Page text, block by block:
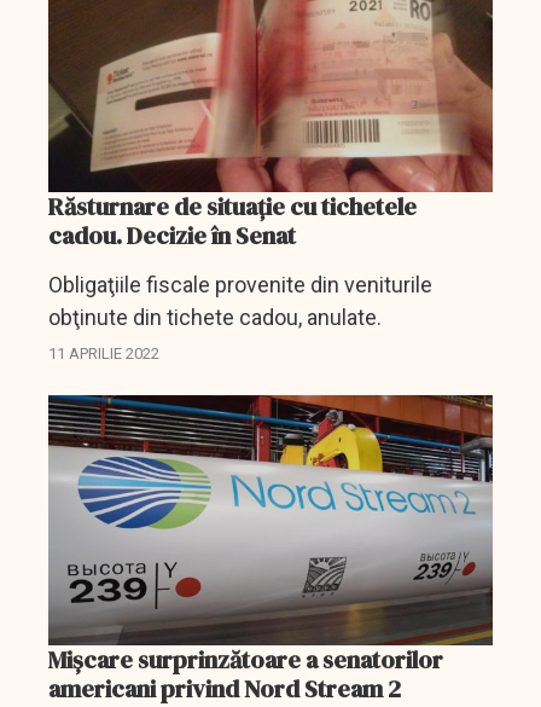
Răsturnare de situaţie cu tichetele
cadou. Decizie în Senat
Obligaţiile fiscale provenite din veniturile
obţinute din tichete cadou, anulate.
11 APRILIE 2022
Mișcare surprinzătoare a senatorilor
americani privind Nord Stream 2